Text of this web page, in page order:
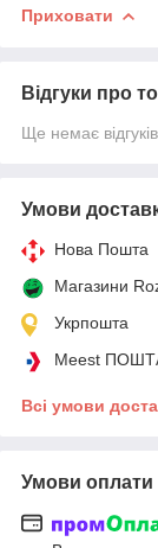
Приховати
Відгуки про
Ще немає
Умови
Нова Пошта
Магазини
Укрпошта
Meest
Всі умови
Умови оплати